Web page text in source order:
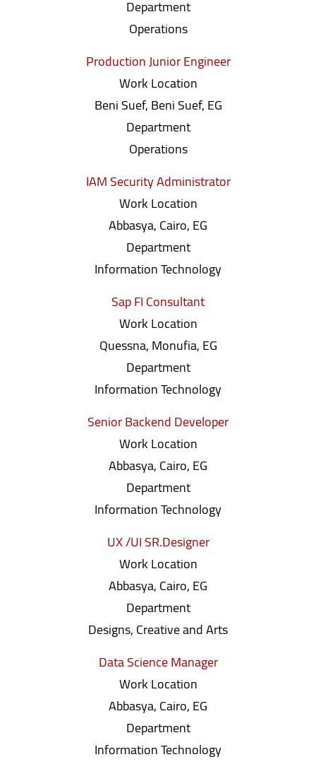
Department
Operations
Production Junior Engineer
Work Location
Beni Suef, Beni Suef, EG
Department
Operations
IAM Security Administrator
Work Location
Abbasya, Cairo, EG
Department
Information Technology
Sap FI Consultant
Work Location
Quessna, Monufia, EG
Department
Information Technology
Senior Backend Developer
Work Location
Abbasya, Cairo, EG
Department
Information Technology
UX /UI SR.Designer
Work Location
Abbasya, Cairo, EG
Department
Designs, Creative and Arts
Data Science Manager
Work Location
Abbasya, Cairo, EG
Department
Information Technology